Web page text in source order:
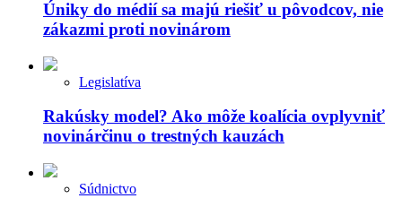
Úniky do médií sa majú riešiť u pôvodcov, nie
zákazmi proti novinárom
Legislatíva
Rakúsky model? Ako môže koalícia ovplyvniť
novinárčinu o trestných kauzách
Súdnictvo